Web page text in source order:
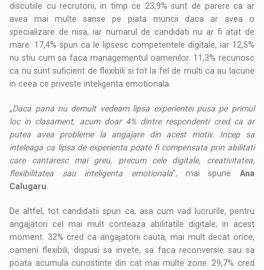
discutiile cu recrutorii, in timp ce 23,9% sunt de parere ca ar
avea mai multe sanse pe piata muncii daca ar avea o
specializare de nisa, iar numarul de candidati nu ar fi atat de
mare. 17,4% spun ca le lipsesc competentele digitale, iar 12,5%
nu stiu cum sa faca managementul oamenilor. 11,3% recunosc
ca nu sunt suficient de flexibili si tot la fel de multi ca au lacune
in ceea ce priveste inteligenta emotionala.
„Daca pana nu demult vedeam lipsa experientei pusa pe primul
loc in clasament, acum doar 4% dintre respondenti cred ca ar
putea avea probleme la angajare din acest motiv. Incep sa
inteleaga ca lipsa de experienta poate fi compensata prin abilitati
care cantaresc mai greu, precum cele digitale, creativitatea,
flexibilitatea sau inteligenta emotionala”, mai spune Ana
Calugaru
De altfel, tot candidatii spun ca, asa cum vad lucrurile, pentru
angajatori cel mai mult conteaza abilitatile digitale, in acest
moment. 32% cred ca angajatorii cauta, mai mult decat orice,
oameni flexibili, dispusi sa invete, sa faca reconversie sau sa
poata acumula cunostinte din cat mai multe zone. 29,7% cred